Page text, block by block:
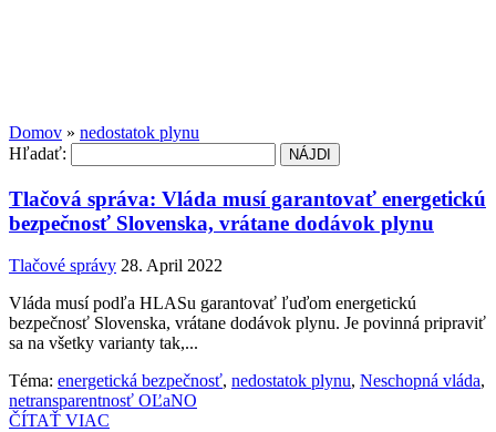
Domov » nedostatok plynu
Hľadať:
Tlačová správa: Vláda musí garantovať energetickú
bezpečnosť Slovenska, vrátane dodávok plynu
Tlačové správy 28. April 2022
Vláda musí podľa HLASu garantovať ľuďom energetickú
bezpečnosť Slovenska, vrátane dodávok plynu. Je povinná pripraviť
sa na všetky varianty tak,...
Téma: energetická bezpečnosť, nedostatok plynu, Neschopná vláda,
netransparentnosť OĽaNO
ČÍTAŤ VIAC